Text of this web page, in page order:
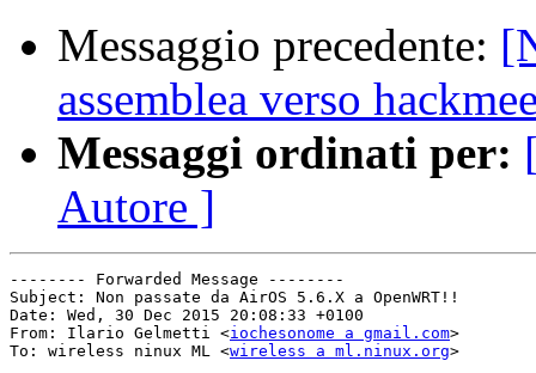
Messaggio precedente:
assemblea verso
Messaggi ordinati per:
Autore ]
-------- Forwarded Message --------
Subject: Non passate da AirOS 5.6.X a OpenWRT!!
Date: Wed, 30 Dec 2015 20:08:33 +0100
From: Ilario Gelmetti <iochesonome a gmail.com>
To: wireless ninux ML <wireless a ml.ninux.org>